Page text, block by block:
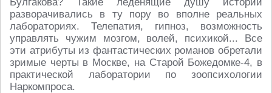
разворачивались в ту пору во вполне реальных
лабораториях. Телепатия, гипноз, возможность
управлять чужим мозгом, волей, психикой... Все
эти атрибуты из фантастических романов обретали
зримые черты в Москве, на Старой Божедомке-4, в
практической лаборатории по зоопсихологии
Наркомпроса.